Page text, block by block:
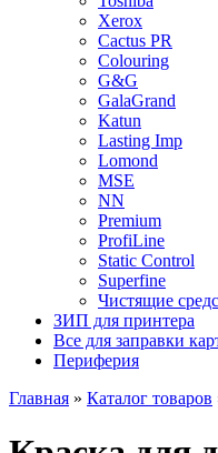
Xerox
Cactus PR
Colouring
G&G
GalaGrand
Katun
Lasting Imp
Lomond
MSE
NN
Premium
ProfiLine
Static Control
Superfine
Чистящие
ЗИП для принтера
Все для заправки
Периферия
Главная » Каталог товаров